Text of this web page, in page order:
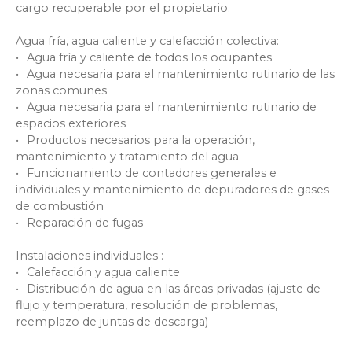
cargo recuperable por el propietario.
Agua fría, agua caliente y calefacción colectiva:
Agua fría y caliente de todos los ocupantes
Agua necesaria para el mantenimiento rutinario de las
zonas comunes
Agua necesaria para el mantenimiento rutinario de
espacios exteriores
Productos necesarios para la operación,
mantenimiento y tratamiento del agua
Funcionamiento de contadores generales e
individuales y mantenimiento de depuradores de gases
de combustión
Reparación de fugas
Instalaciones individuales :
Calefacción y agua caliente
Distribución de agua en las áreas privadas (ajuste de
flujo y temperatura, resolución de problemas,
reemplazo de juntas de descarga)